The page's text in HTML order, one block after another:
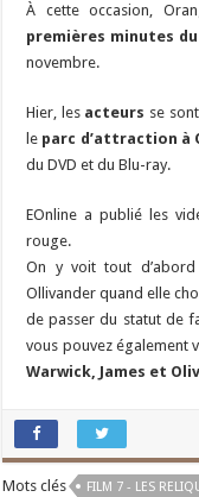
À cette occasion,
premières minutes
novembre.
Hier, les acteurs se
le parc d’attraction à
du DVD et du Blu-ray.
EOnline a publié les
rouge.
On y voit tout d’abord
Ollivander quand elle
de passer du statut de
vous pouvez également
Warwick, James et
Mots clés FILM 7 - LES